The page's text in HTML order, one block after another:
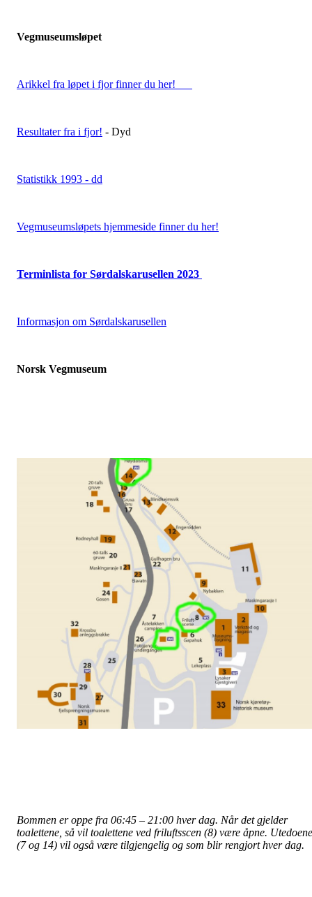
Vegmuseumsløpet
Arikkel fra løpet i fjor finner du her!
Resultater fra i fjor! - Dyd
Statistikk 1993 - dd
Vegmuseumsløpets hjemmeside finner du her!
Terminlista for Sørdalskarusellen 2023
Informasjon om Sørdalskarusellen
Norsk Vegmuseum
Bommen er oppe fra 06:45 – 21:00 hver dag. Når det gjelder
toalettene, så vil toalettene ved friluftsscen (8) være åpne. Utedoene
(7 og 14) vil også være tilgjengelig og som blir rengjort hver dag.